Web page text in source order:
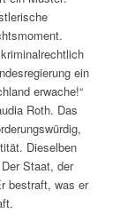
ein
erwache!“
Roth. Das
Dieselben
Staat, der
bestraft, was er